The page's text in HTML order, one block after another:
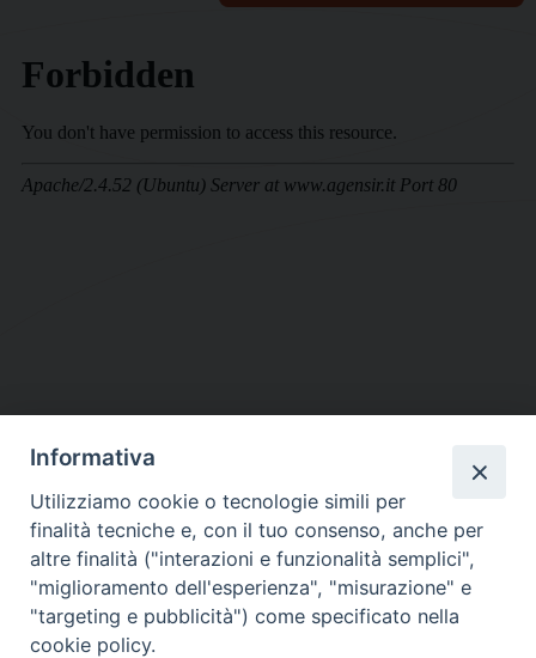
DIOCESI SUBURBICARIA DI ALBANO
Contatti:Tel.: 06.93268401 - Fax.: 06.9323844
E-mail:curia@diocesidialbano.it
Orari: dal Lunedì al Venerdì Ore: 9:00 - 13:00
Informativa
Utilizziamo cookie o tecnologie simili per
finalità tecniche e, con il tuo consenso, anche per
altre finalità ("interazioni e funzionalità semplici",
"miglioramento dell'esperienza", "misurazione" e
"targeting e pubblicità") come specificato nella
cookie policy.